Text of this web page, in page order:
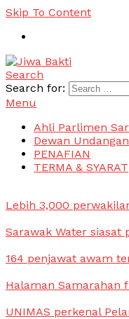
Skip To Content
Jiwa Bakti
Suara PBB Sarawak
Search
Search for:
Menu
Ahli Parlimen
Dewan
PENAFIAN
TERMA & SYARAT
Lebih 3,000
Sarawak Water
164 penjawat awam
Halaman Samarahan
UNIMAS perkenal